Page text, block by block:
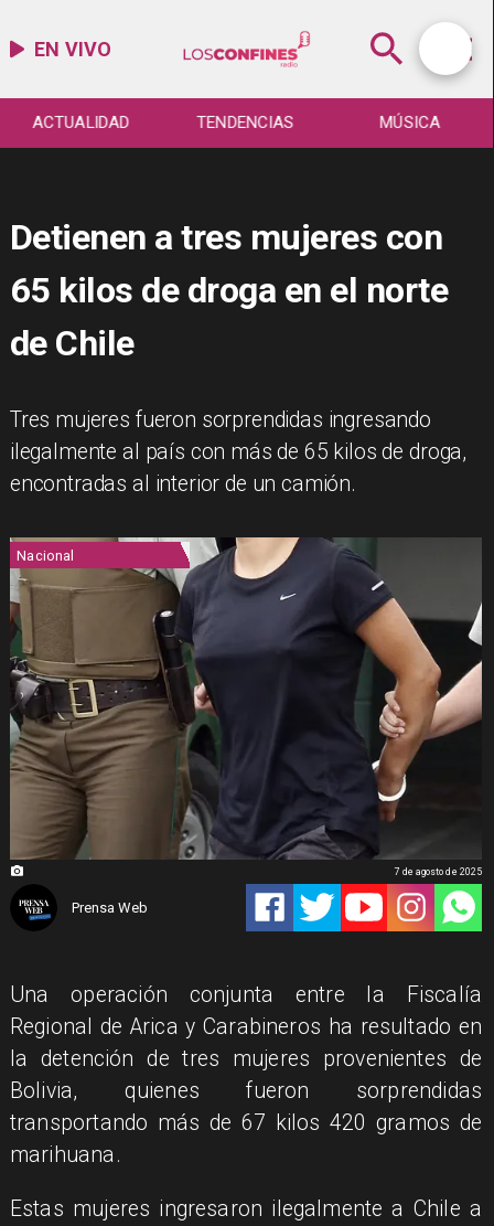
EN VIVO
ACTUALIDAD TENDENCIAS MÚSICA
Detienen a tres mujeres con
65 kilos de droga en el norte
de Chile
Tres mujeres fueron sorprendidas ingresando
ilegalmente al país con más de 65 kilos de droga,
encontradas al interior de un camión.
Nacional
Prensa Web
7 de agosto de 2025
Una operación conjunta entre la Fiscalía
Regional de Arica y Carabineros ha resultado en
la detención de tres mujeres provenientes de
Bolivia, quienes fueron sorprendidas
transportando más de 67 kilos 420 gramos de
marihuana.
Estas mujeres ingresaron ilegalmente a Chile a